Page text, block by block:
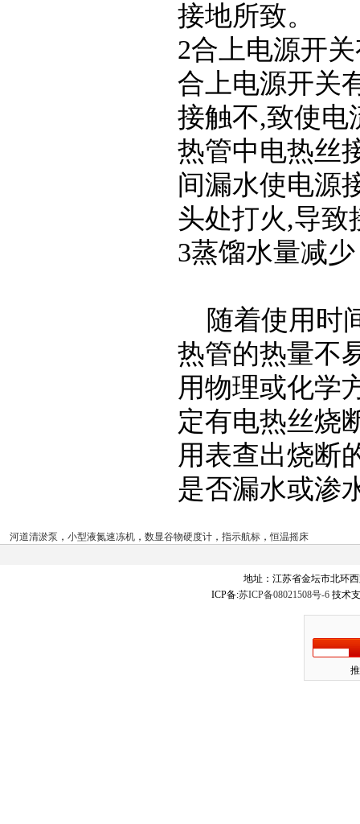
接地所致。
2合上电源开
合上电源开关
接触不,致使电
热管中电热丝
间漏水使电源
头处打火,导致
3蒸馏水量减
随着使用时
热管的热量不
用物理或化学
定有电热丝烧
用表查出烧断
是否漏水或渗
河道清淤泵 ， 小型液氮速冻机 ， 数显谷物硬度计 ， 指示航标 ，恒温摇床
地址：江苏省金坛市北环
ICP备:苏ICP备08021508号-6 技术